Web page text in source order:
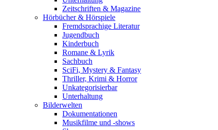
Zeitschriften & Magazine
Hörbücher & Hörspiele
Fremdsprachige Literatur
Jugendbuch
Kinderbuch
Romane & Lyrik
Sachbuch
SciFi, Mystery & Fantasy
Thriller, Krimi & Horror
Unkategorisierbar
Unterhaltung
Bilderwelten
Dokumentationen
Musikfilme und -shows